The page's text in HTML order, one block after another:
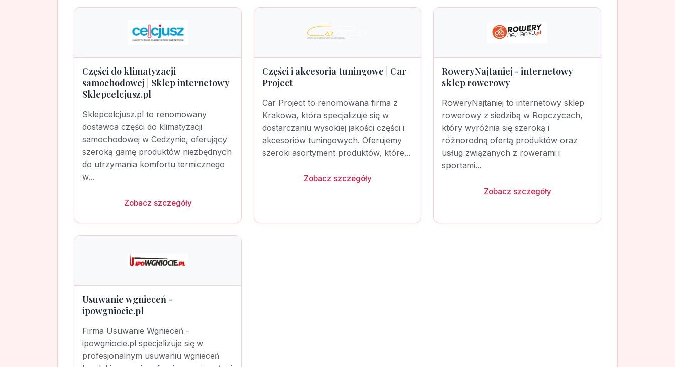
Części do klimatyzacji
samochodowej | Sklep internetowy
Sklepcelcjusz.pl
Sklepcelcjusz.pl to renomowany
dostawca części do klimatyzacji
samochodowej w Cedzynie, oferujący
szeroką gamę produktów niezbędnych
do utrzymania komfortu termicznego
w...
Zobacz szczegóły
Części i akcesoria tuningowe | Car
Project
Car Project to renomowana firma z
Krakowa, która specjalizuje się w
dostarczaniu wysokiej jakości części i
akcesoriów tuningowych. Oferujemy
szeroki asortyment produktów, które...
Zobacz szczegóły
RoweryNajtaniej - internetowy
sklep rowerowy
RoweryNajtaniej to internetowy sklep
rowerowy z siedzibą w Ropczycach,
który wyróżnia się szeroką i
różnorodną ofertą produktów oraz
usług związanych z rowerami i
sportami...
Zobacz szczegóły
Usuwanie wgnieceń -
ipowgniocie.pl
Firma Usuwanie Wgnieceń -
ipowgniocie.pl specjalizuje się w
profesjonalnym usuwaniu wgnieceń